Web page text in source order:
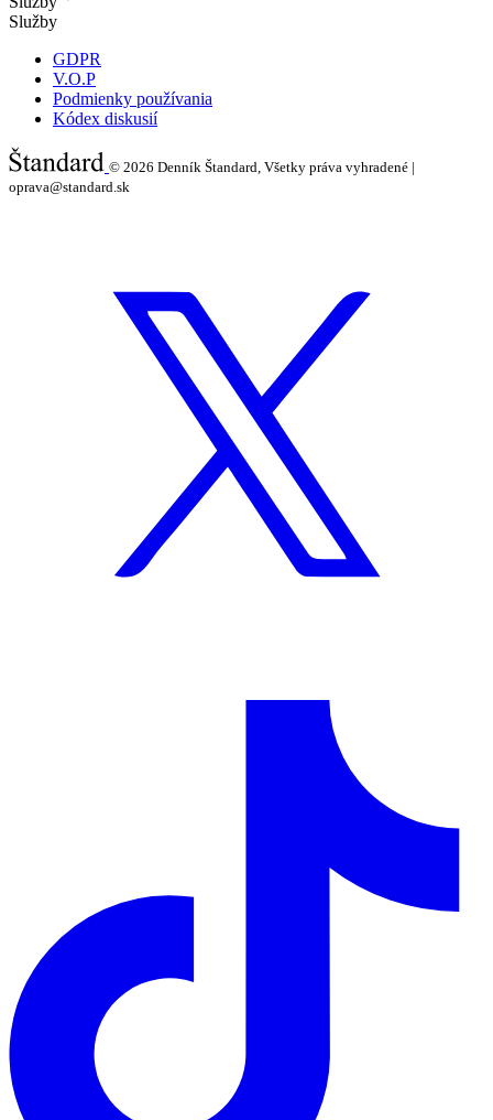
Služby
GDPR
V.O.P
Podmienky používania
Kódex diskusií
© 2026 Denník Štandard, Všetky práva vyhradené |
oprava@standard.sk